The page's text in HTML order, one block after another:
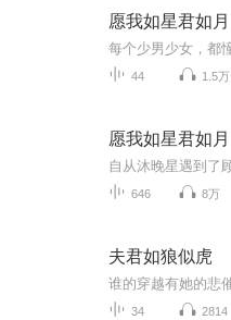
愿我如星君如月
44 1.5万
愿我如星君如月
646 8万
夫君如狼似虎
34 2814